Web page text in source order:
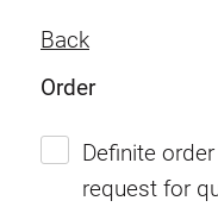
Back
Order
Definite
request for